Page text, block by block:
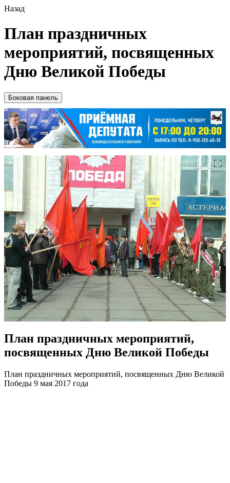
Назад
План праздничных
мероприятий, посвященных
Дню Великой Победы
Боковая панель
План праздничных мероприятий,
посвященных Дню Великой Победы
План праздничных мероприятий, посвященных Дню Великой
Победы 9 мая 2017 года